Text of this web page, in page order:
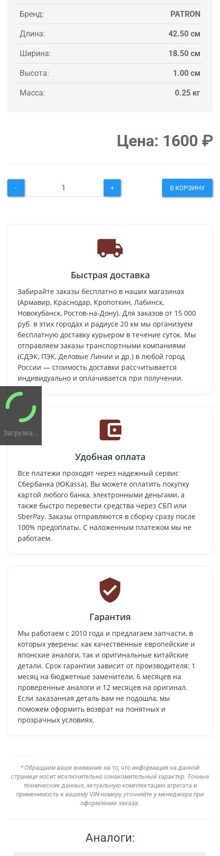
Загрузка...
Бренд: PATRON
Длина: 42.50 см
Ширина: 18.50 см
Высота: 1.00 см
Масса: 0.25 кг
Цена: 1600 ₽
- + В КОРЗИНУ
Быстрая доставка
Забирайте заказы бесплатно в наших магазинах
(Армавир, Краснодар, Кропоткин, Лабинск,
Новокубанск, Ростов-на-Дону). Для заказов от 15 000
руб. в этих городах и радиусе 20 км мы организуем
бесплатную доставку курьером в течение суток. Мы
отправляем заказы транспортными компаниями
(СДЭК, ПЭК, Деловые Линии и др.) в любой город
России — стоимость доставки рассчитывается
индивидуально и оплачивается при получении.
Удобная оплата
Все платежи проходят через надежный сервис
Сбербанка (ЮKassa). Вы можете оплатить покупку
картой любого банка, электронными деньгами, а
также быстро перевести средства через СБП или
SberPay. Заказы отправляются в сборку сразу после
100% предоплаты. С наложенным платежом мы не
работаем.
Гарантия
Мы работаем с 2010 года и предлагаем запчасти, в
которых уверены: как качественные европейские и
японские аналоги, так и оригинальные китайские
детали. Срок гарантии зависит от производителя: 1
месяц на бюджетные заменители, 6 месяцев на
проверенные аналоги и 12 месяцев на оригинал.
Если заказанная деталь вам не подошла, мы
поможем оформить возврат на понятных и
прозрачных условиях.
* Обращаем ваше внимание на то, что информация на данной
странице носит исключительно ознакомительный характер. Точные
технические данные, актуальную комплектацию агрегата и
применимость к вашему VIN-номеру уточняйте у менеджера при
оформлении заказа.
Аналоги: